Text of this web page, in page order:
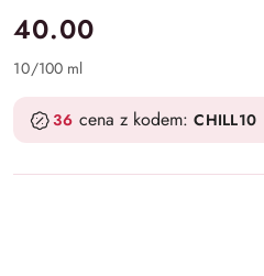
cena:
40.00
10/100 ml
36cena z kodem:CHILL10